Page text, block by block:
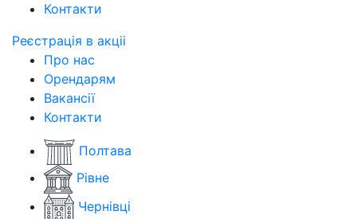
Контакти
Реєстрація в акціі
Про нас
Орендарям
Вакансії
Контакти
Полтава
Рівне
Чернівці